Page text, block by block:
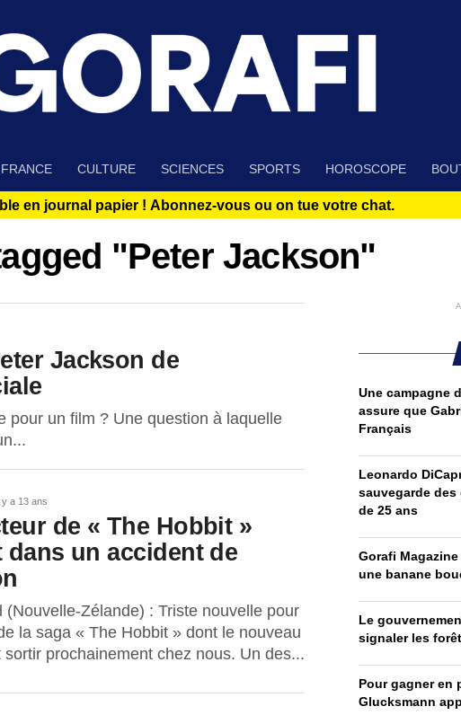
FRANCE CULTURE SCIENCES SPORTS HOROSCOPE
en journal papier ! Abonnez-vous ou on tue votre chat.
"Peter Jackson"
Jackson de
pour un film ? Une question à laquelle
Il y a 13 ans
de « The Hobbit »
dans un accident de
(Nouvelle-Zélande) : Triste nouvelle pour
la saga « The Hobbit » dont le nouveau
sortir prochainement chez nous. Un des...
Une campagne
assure que
Français
Leonardo
sauvegarde des
de 25 ans
Gorafi
une banane
Le
signaler les
Pour gagner en
Glucksmann